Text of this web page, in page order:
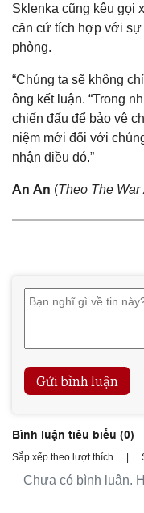
Sklenka cũng kêu gọi
căn cứ tích hợp với sự
phòng.
“Chúng ta sẽ không
ông kết luận. “Trong
chiến đấu để bảo vệ
niệm mới đối với
nhận điều đó.”
An An (Theo The War
Gửi bình luận
Bình luận tiêu biểu (0)
Sắp xếp theo lượt thích |
Chưa có bình luận.